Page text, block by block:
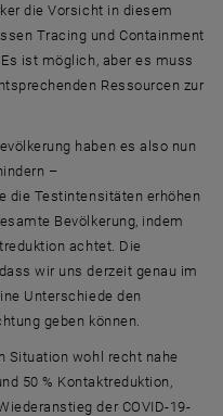
die Vorsicht in diesem
Tracing und Containment
ist möglich, aber es muss
Ressourcen zur
haben es also nun
–
die Testintensitäten erhöhen
Bevölkerung, indem
achtet. Die
wir uns derzeit genau im
Unterschiede den
geben können.
Situation wohl recht nahe
50 % Kontaktreduktion,
der COVID-19-